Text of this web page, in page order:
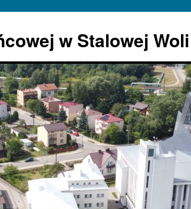
w Stalowej Woli